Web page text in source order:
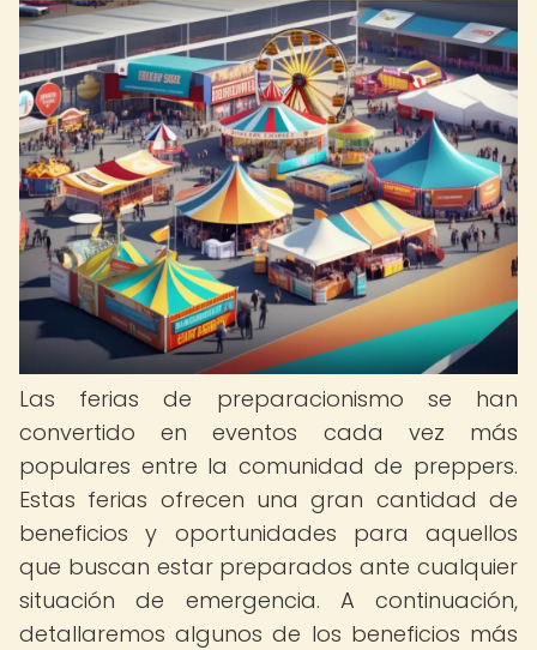
Las ferias de preparacionismo se han
convertido en eventos cada vez más
populares entre la comunidad de preppers.
Estas ferias ofrecen una gran cantidad de
beneficios y oportunidades para aquellos
que buscan estar preparados ante cualquier
situación de emergencia. A continuación,
detallaremos algunos de los beneficios más